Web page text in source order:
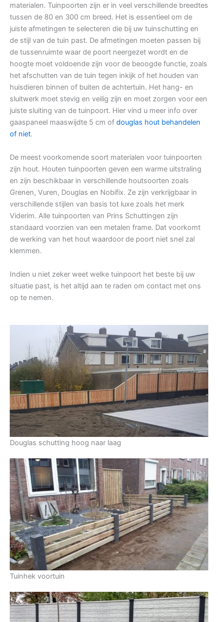
materialen. Tuinpoorten zijn er in veel verschillende breedtes
tussen de 80 en 300 cm breed. Het is essentieel om de
juiste afmetingen te selecteren die bij uw tuinschutting en
de stijl van de tuin past. De afmetingen moeten passen bij
de tussenruimte waar de poort neergezet wordt en de
hoogte moet voldoende zijn voor de beoogde functie, zoals
het afschutten van de tuin tegen inkijk of het houden van
huisdieren binnen of buiten de achtertuin. Het hang- en
sluitwerk moet stevig en veilig zijn en moet zorgen voor een
juiste sluiting van de tuinpoort. Hier vind u meer info over
gaaspaneel maaswijdte 5 cm of douglas hout behandelen
of niet.
De meest voorkomende soort materialen voor tuinpoorten
zijn hout. Houten tuinpoorten geven een warme uitstraling
en zijn beschikbaar in verschillende houtsoorten zoals
Grenen, Vuren, Douglas en Nobifix. Ze zijn verkrijgbaar in
verschillende stijlen van basis tot luxe zoals het merk
Viderim. Alle tuinpoorten van Prins Schuttingen zijn
standaard voorzien van een metalen frame. Dat voorkomt
de werking van het hout waardoor de poort niet snel zal
klemmen.
Indien u niet zeker weet welke tuinpoort het beste bij uw
situatie past, is het altijd aan te raden om contact met ons
op te nemen.
Douglas schutting hoog naar laag
Tuinhek voortuin